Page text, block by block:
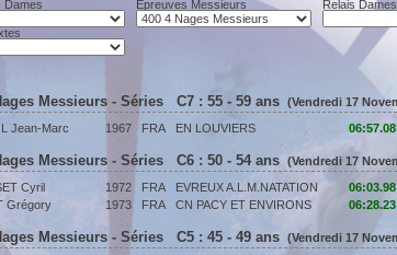
Dames Épreuves Messieurs Relais Dames
Messieurs - Séries C7 : 55 - 59 ans (Vendredi 17
Jean-Marc 1967 FRA EN LOUVIERS 06:57.08
Messieurs - Séries C6 : 50 - 54 ans (Vendredi 17
Cyril 1972 FRA EVREUX A.L.M.NATATION 06:03.98
Grégory 1973 FRA CN PACY ET ENVIRONS 06:28.23
Messieurs - Séries C5 : 45 - 49 ans (Vendredi 17